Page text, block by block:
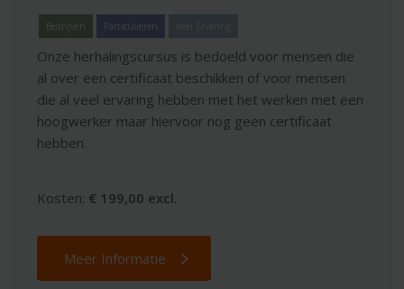
Bedrijven Particulieren Veel Ervaring
Onze herhalingscursus is bedoeld voor mensen die
al over een certificaat beschikken of voor mensen
die al veel ervaring hebben met het werken met een
hoogwerker maar hiervoor nog geen certificaat
hebben.
Kosten: € 199,00 excl.
Meer Informatie